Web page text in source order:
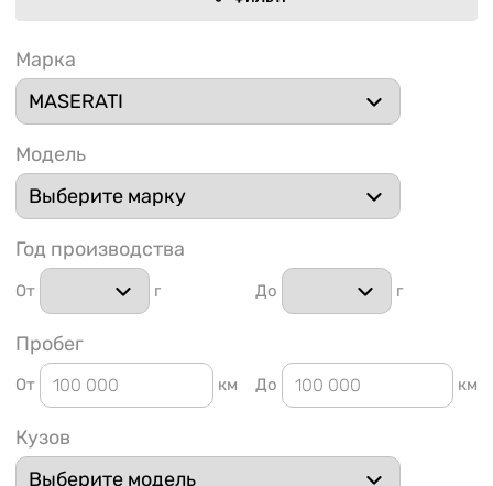
91
Марка
Модель
Год производства
От г До г
Пробег
От км До км
Кузов